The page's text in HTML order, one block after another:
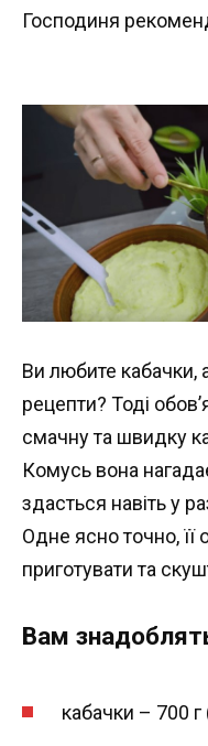
Господиня
Ви любите кабачки,
рецепти? Тоді
смачну та швидку
Комусь вона
здасться навіть у
Одне ясно точно, її
приготувати та
Вам
кабачки – 700